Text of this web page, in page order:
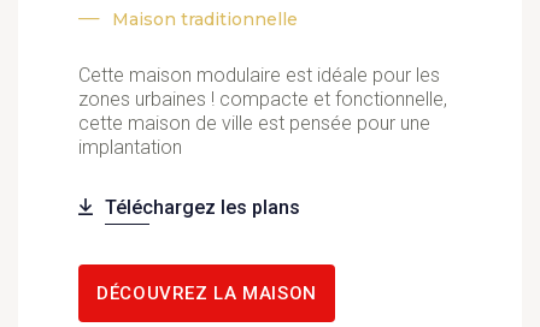
Maison traditionnelle
Cette maison modulaire est idéale pour les
zones urbaines ! compacte et fonctionnelle,
cette maison de ville est pensée pour une
implantation
Téléchargez les plans
DÉCOUVREZ LA MAISON